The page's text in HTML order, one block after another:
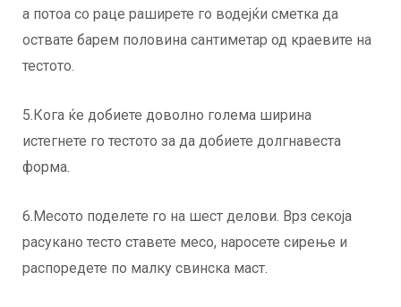
а потоа со раце раширете го водејќи сметка да
оствате барем половина сантиметар од краевите на
тестото.
5.Кога ќе добиете доволно голема ширина
истегнете го тестото за да добиете долгнавеста
форма.
6.Месото поделете го на шест делови. Врз секоја
расукано тесто ставете месо, наросете сирење и
распоредете по малку свинска маст.